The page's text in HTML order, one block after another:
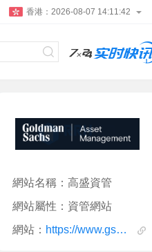
香港： 2026-08-07 14:11:43
網站名稱：高盛資管
網站屬性：資管網站
網站：
https://www.gsam.com/content/gsam/global/en/market-insights/market-strategy/all-insights.html